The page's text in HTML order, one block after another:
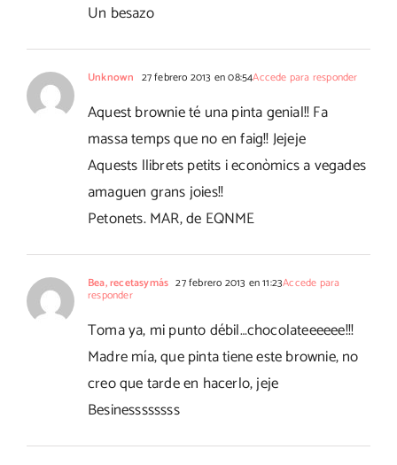
Un besazo
Unknown 27 febrero 2013 en 08:54Accede para responder
Aquest brownie té una pinta genial!! Fa
massa temps que no en faig!! Jejeje
Aquests llibrets petits i econòmics a vegades
amaguen grans joies!!
Petonets. MAR, de EQNME
Bea, recetasymás 27 febrero 2013 en 11:23Accede para
responder
Toma ya, mi punto débil…chocolateeeeee!!!
Madre mía, que pinta tiene este brownie, no
creo que tarde en hacerlo, jeje
Besinessssssss